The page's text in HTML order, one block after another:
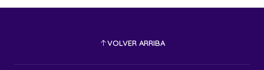
VOLVER ARRIBA